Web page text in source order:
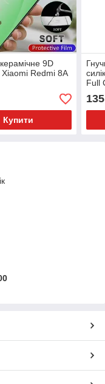
9D
Xiaomi Redmi 8A
Купити
Full
135